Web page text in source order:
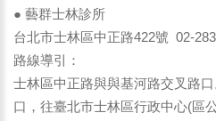
● 藝群士林診所
台北市士林區中正路422號 02-
路線導引：
士林區中正路與與基河路交叉路
口，往臺北市士林區行政中心(區